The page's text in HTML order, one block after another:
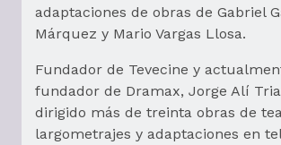
adaptaciones de obras de Gabriel
Márquez y Mario Vargas Llosa.
Fundador de Tevecine y
fundador de Dramax, Jorge Alí
dirigido más de treinta obras de
largometrajes y adaptaciones en